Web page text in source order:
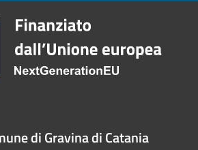
di Gravina di Catania